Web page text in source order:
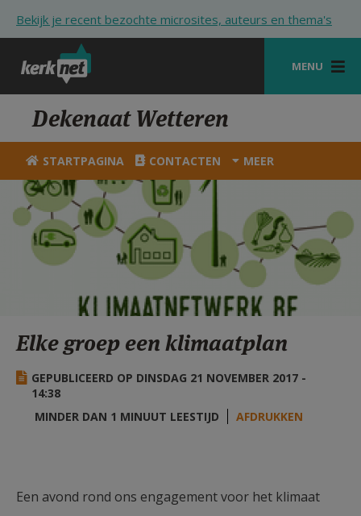
Bekijk je recent bezochte microsites, auteurs en thema's
MENU
STARTPAGINA
KERK
VIERINGEN
SHOP
ZOEKEN
STARTPAGINA PORTAAL
MIJN PAROCHIE
AANMELDEN OF REGISTREREN
Dekenaat Wetteren
STARTPAGINA CONTACTEN MEER
Elke groep een klimaatplan
GEPUBLICEERD OP DINSDAG 21 NOVEMBER 2017 -
14:38
MINDER DAN 1 MINUUT LEESTIJD
AFDRUKKEN
Een avond rond ons engagement voor het klimaat